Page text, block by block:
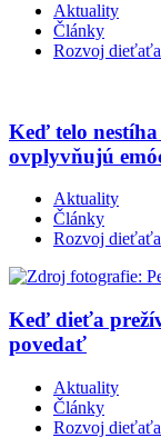
Aktuality
Články
Rozvoj
Keď telo
ovplyvňujú
Aktuality
Články
Rozvoj
Keď dieťa
povedať
Aktuality
Články
Rozvoj